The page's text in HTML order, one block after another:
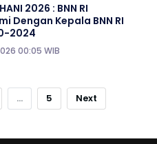
2026 : BNN RI
Dengan Kepala BNN RI
2024
00:05 WIB
... 5 Next